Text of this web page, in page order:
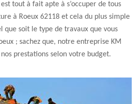
tout à fait apte à s’occuper de tous
à Roeux 62118 et cela du plus simple
que soit le type de travaux que vous
; sachez que, notre entreprise KM
prestations selon votre budget.